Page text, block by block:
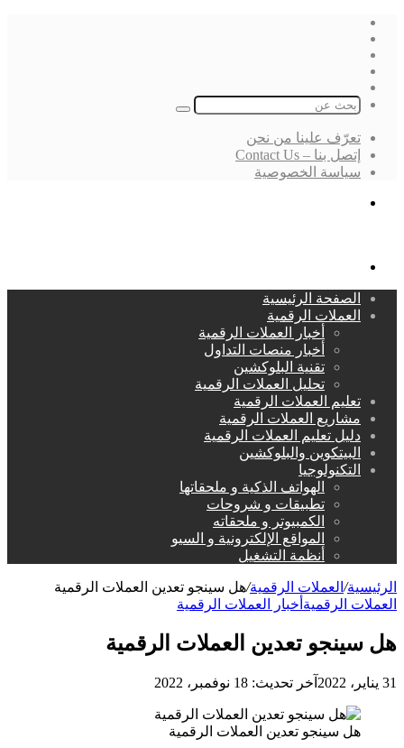
بحث
تعرّف علينا من نحن
إتصل بنا – Contact Us
سياسة الخصوصية
الصفحة الرئيسية
العملات الرقمية
أخبار العملات الرقمية
أخبار منصات التداول
تقنية البلوكشين
تحليل العملات الرقمية
تعليم العملات الرقمية
مشاريع العملات الرقمية
دليل تعليم العملات الرقمية
البيتكوين والبلوكشين
التكنولوجيا
الهواتف الذكية و ملحقاتها
تطبيقات و شروحات
الكمبيوتر و ملحقاته
المواقع الإلكترونية و السيو
أنظمة التشغيل
الرئيسية/ العملات الرقمية/هل سينجو تعدين العملات الرقمية
العملات الرقمية أخبار العملات الرقمية
هل سينجو تعدين العملات الرقمية
31 يناير، 2022 آخر تحديث: 18 نوفمبر، 2022
هل سينجو تعدين العملات الرقمية